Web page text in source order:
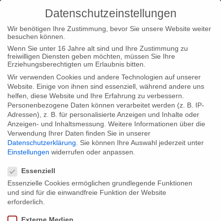
Tags: Bildung
Home Tags: Bildung
Posted in Startseite, Typ|News by constanza
17. May 2017
#uploading_holocaust (Film) beim SWR
Doku Festival und Dokville 2017
Unsere deutsch-israelische Koproduktion von Udi Nir und Sagi
Datenschutzeinstellungen
Wir benötigen Ihre Zustimmung, bevor Sie unsere Website weiter
besuchen können.
Wenn Sie unter 16 Jahre alt sind und Ihre Zustimmung zu
freiwilligen Diensten geben möchten, müssen Sie Ihre
Erziehungsberechtigten um Erlaubnis bitten.
Wir verwenden Cookies und andere Technologien auf unserer
Website. Einige von ihnen sind essenziell, während andere uns
helfen, diese Website und Ihre Erfahrung zu verbessern.
Personenbezogene Daten können verarbeitet werden (z. B. IP-
Adressen), z. B. für personalisierte Anzeigen und Inhalte oder
Anzeigen- und Inhaltsmessung. Weitere Informationen über die
Verwendung Ihrer Daten finden Sie in unserer
Datenschutzerklärung
Sie können Ihre Auswahl jederzeit unter
Einstellungen widerrufen oder anpassen.
Essenziell
Essenzielle Cookies ermöglichen grundlegende Funktionen
und sind für die einwandfreie Funktion der Website
erforderlich.